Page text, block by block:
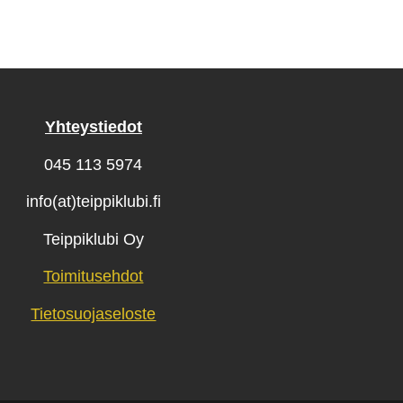
Yhteystiedot
045 113 5974
info(at)teippiklubi.fi
Teippiklubi Oy
Toimitusehdot
Tietosuojaseloste